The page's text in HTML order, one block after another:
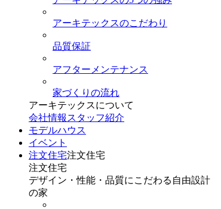
アーキテックスのこだわり
品質保証
アフターメンテナンス
家づくりの流れ
アーキテックスについて
会社情報 スタッフ紹介
モデルハウス
イベント
注文住宅注文住宅
注文住宅
デザイン・性能・品質にこだわる自由設計
の家